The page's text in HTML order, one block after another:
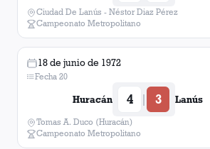
Ciudad De Lanús - Néstor Diaz Pérez
Campeonato Metropolitano
18 de junio de 1972
Fecha 20
Huracán 4 | 3 Lanús
Tomas A. Duco (Huracán)
Campeonato Metropolitano